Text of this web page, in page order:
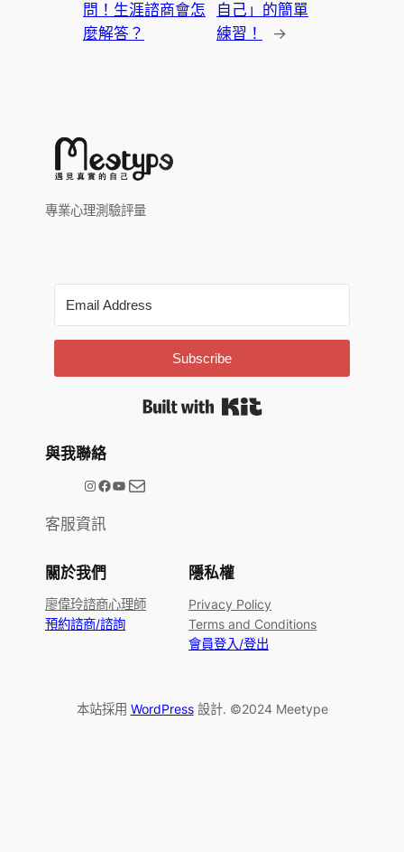
問！生涯諮商會怎
麼解答？
自己」的簡單
練習！
→
專業心理測驗評量
Subscribe
與我聯絡
@meetype.tw Facebook YouTube 電子郵件
客服資訊
關於我們
廖偉玲諮商心理師
預約諮商/諮詢
隱私權
Privacy Policy
Terms and Conditions
會員登入/登出
本站採用 WordPress設計. ©2024 Meetype